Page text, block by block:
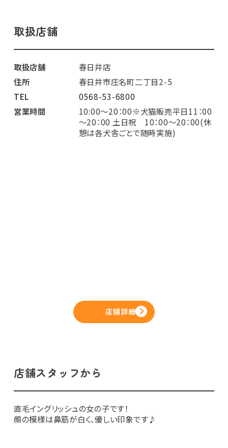
取扱店舗
取扱店舗
春日井店
住所
春日井市庄名町二丁目2-5
TEL
0568-53-6800
営業時間
10:00～20：00※犬猫販売平日11：00
～20：00 土日祝 10：00～20：00(休
憩は各犬舎ごとで随時実施)
店舗詳細
店舗スタッフから
直毛イングリッシュの女の子です！
顔の模様は鼻筋が白く、優しい印象です♪